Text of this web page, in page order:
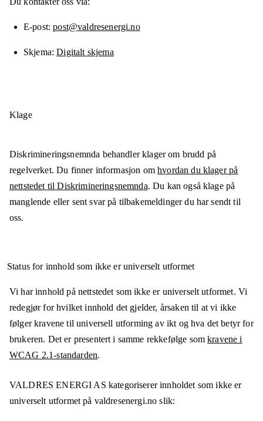
E-post post@valdresenergi.no
Skjema Digitalt skjema
Klage
Diskrimineringsnemnda behandler klager om brudd på
regelverket. Du finner informasjon omhvordan du klager på
nettstedet til Diskrimineringsnemnda. Du kan også klage på
manglende eller sent svar på tilbakemeldinger du har sendt til
oss.
Status for innhold som ikke er universelt utformet
Vi har innhold på nettstedet som ikke er universelt utformet. Vi
redegjør for hvilket innhold det gjelder, årsaken til at vi ikke
følger kravene til universell utforming av ikt og hva det betyr for
brukeren. Det er presentert i samme rekkefølge somkravene i
WCAG 2.1-standarden.
VALDRES ENERGI AS kategoriserer innholdet som ikke er
universelt utformet på valdresenergi.no slik: